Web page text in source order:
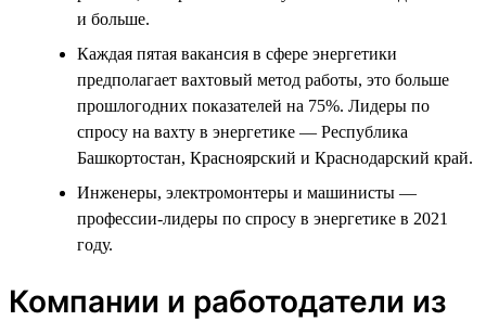
и больше.
Каждая пятая вакансия в сфере энергетики
предполагает вахтовый метод работы, это больше
прошлогодних показателей на 75%. Лидеры по
спросу на вахту в энергетике — Республика
Башкортостан, Красноярский и Краснодарский край.
Инженеры, электромонтеры и машинисты —
профессии-лидеры по спросу в энергетике в 2021
году.
Компании и работодатели из